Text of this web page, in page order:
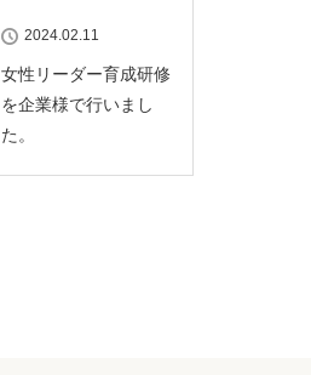
2024.02.11
女性リーダー育成研修
を企業様で行いまし
た。